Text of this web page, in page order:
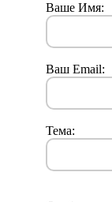
Ваше Имя:
Ваш Email:
Тема: